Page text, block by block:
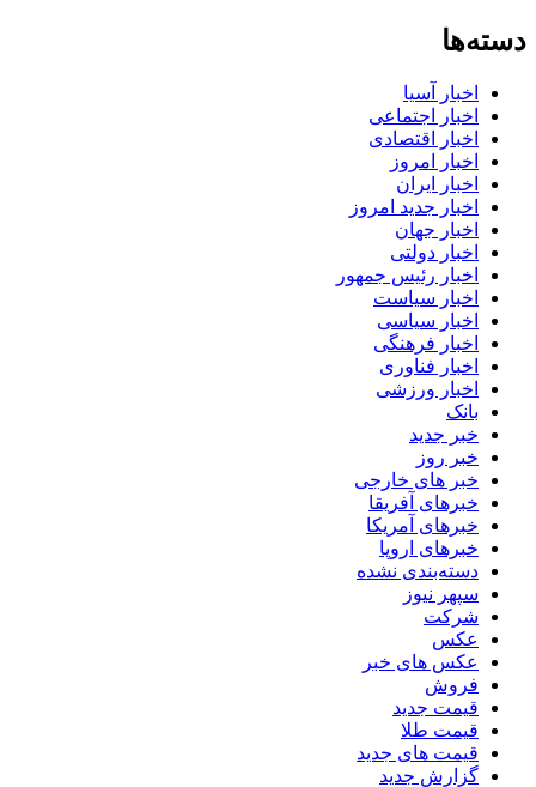
دسته‌ها
اخبار آسیا
اخبار اجتماعی
اخبار اقتصادی
اخبار امروز
اخبار ایران
اخبار جدید امروز
اخبار جهان
اخبار دولتی
اخبار رئیس جمهور
اخبار سیاست
اخبار سیاسی
اخبار فرهنگی
اخبار فناوری
اخبار ورزشی
بانک
خبر جدید
خبر روز
خبر های خارجی
خبرهای آفریقا
خبرهای آمریکا
خبرهای اروپا
دسته‌بندی نشده
سپهر نیوز
شرکت
عکس
عکس های خبر
فروش
قیمت جدید
قیمت طلا
قیمت های جدید
گزارش جدید